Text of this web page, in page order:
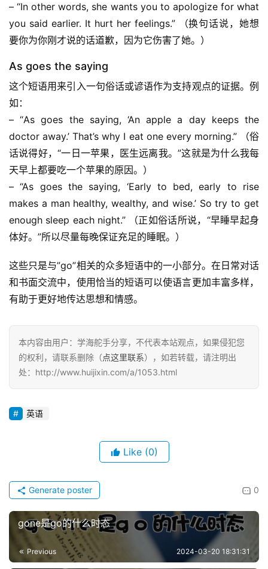
– “In other words, she wants you to apologize for what
you said earlier. It hurt her feelings.” （换句话说，她想
要你为你刚才说的话道歉，因为它伤害了她。）
As goes the saying
这个短语用来引入一句俗话或谚语作为支持观点的证据。例
如：
– “As goes the saying, ‘An apple a day keeps the
doctor away.’ That’s why I eat one every morning.” （俗
话说得好，“一日一苹果，医生远离我。”这就是为什么我每
天早上都要吃一个苹果的原因。）
– “As goes the saying, ‘Early to bed, early to rise
makes a man healthy, wealthy, and wise.’ So try to get
enough sleep each night.” （正如俗话所说，“早睡早起身
体好。”所以尽量每晚保证充足的睡眠。）
这些只是与”go”相关的众多短语中的一小部分。在日常对话
和书面交流中，使用恰当的短语可以使语言更加丰富多样，
有助于更好地传达思想和情感。
本内容由用户：学海舵手分享，不代表本站观点，如果侵犯您
的权利，请联系删除（点这里联系），如若转载，请注明出
处：http://www.huijixin.com/a/1053.html
英语
Like (0)
0
Generate poster
gone是go的什么时态
Previous 2024-03-20 18:31:31